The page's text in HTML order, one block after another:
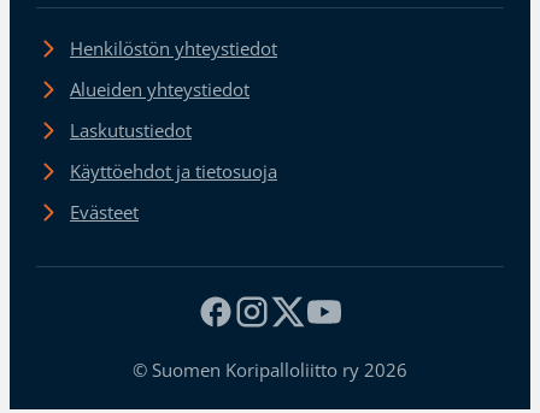
Henkilöstön yhteystiedot
Alueiden yhteystiedot
Laskutustiedot
Käyttöehdot ja tietosuoja
Evästeet
© Suomen Koripalloliitto ry 2026